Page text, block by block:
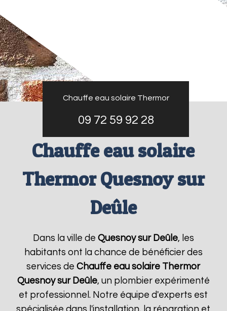
Chauffe eau solaire Thermor
09 72 59 92 28
Chauffe eau solaire
Thermor Quesnoy sur
Deûle
Dans la ville de Quesnoy sur Deûle, les
habitants ont la chance de bénéficier des
services deChauffe eau solaire Thermor
Quesnoy sur Deûle, un plombier expérimenté
et professionnel. Notre équipe d'experts est